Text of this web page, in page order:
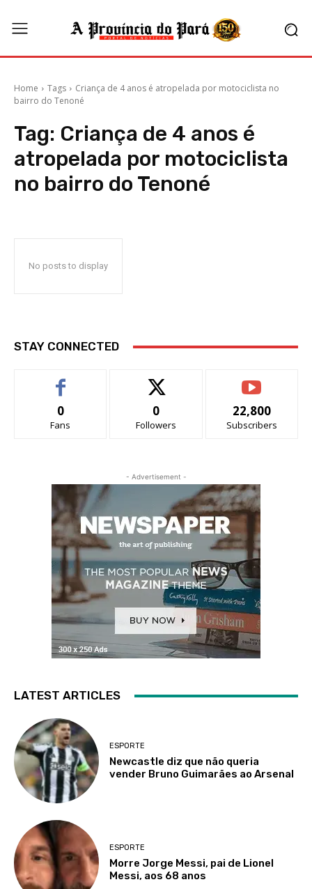
Home Tags
Criança de 4 anos é atropelada por motociclista no
bairro do Tenoné
Tag: Criança de 4 anos é
atropelada por motociclista
no bairro do Tenoné
No posts to display
STAY CONNECTED
0
Fans
0
Followers
22,800
Subscribers
- Advertisement -
LATEST ARTICLES
ESPORTE
Newcastle diz que não queria
vender Bruno Guimarães ao Arsenal
ESPORTE
Morre Jorge Messi, pai de Lionel
Messi, aos 68 anos